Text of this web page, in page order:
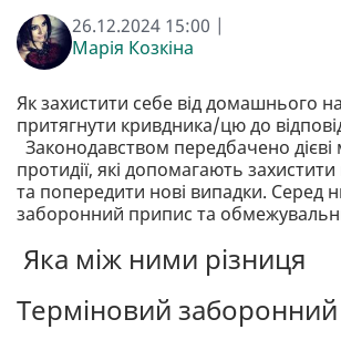
26.12.2024 15:00 |
Марія Козкіна
Як захистити себе від домашнього
притягнути кривдника/цю до
Законодавством передбачено дієві
протидії, які допомагають
та попередити нові випадки. Серед
заборонний припис та
Яка між ними різниця
Терміновий